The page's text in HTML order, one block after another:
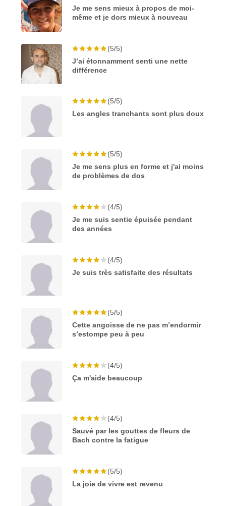
Je me sens mieux à propos de moi-
même et je dors mieux à nouveau
(5/5)
J’ai étonnamment senti une nette
différence
(5/5)
Les angles tranchants sont plus doux
(5/5)
Je me sens plus en forme et j'ai moins
de problèmes de dos
(4/5)
Je me suis sentie épuisée pendant
des années
(4/5)
Je suis très satisfaite des résultats
(5/5)
Cette angoisse de ne pas m’endormir
s’estompe peu à peu
(4/5)
Ça m'aide beaucoup
(4/5)
Sauvé par les gouttes de fleurs de
Bach contre la fatigue
(5/5)
La joie de vivre est revenu